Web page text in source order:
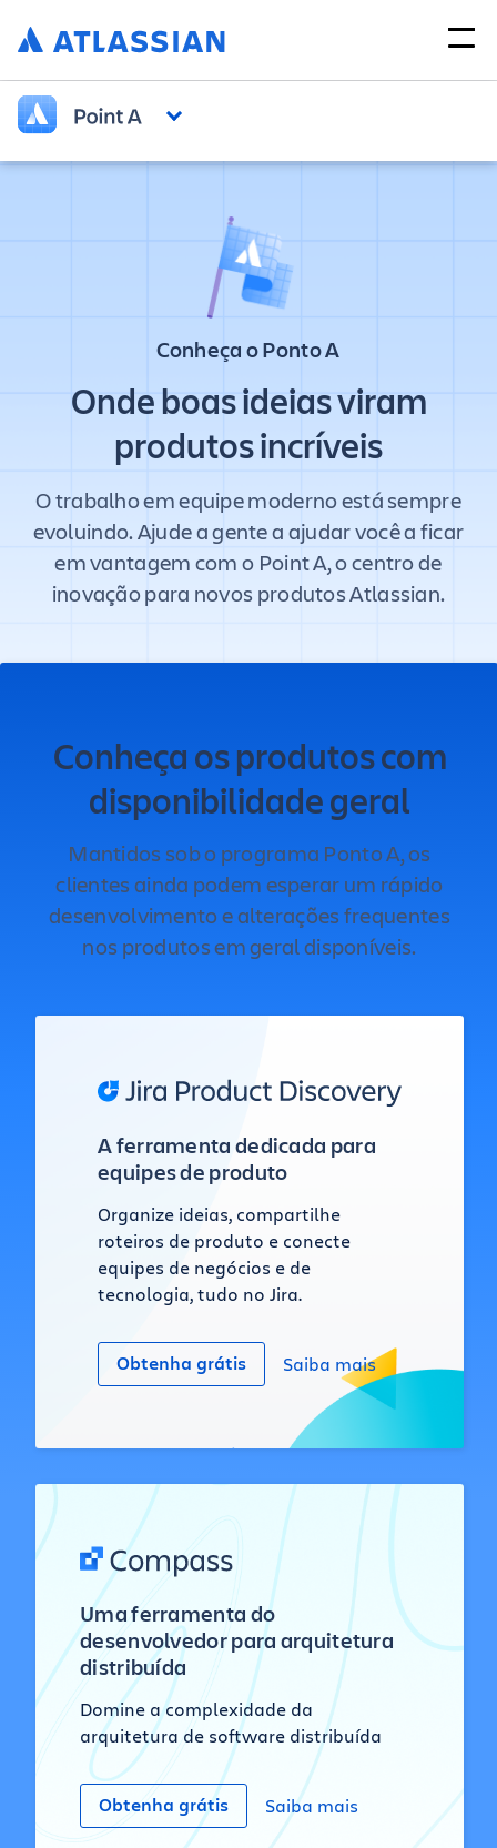
Conheça o Ponto A
Onde boas ideias viram
produtos incríveis
O trabalho em equipe moderno está sempre
evoluindo. Ajude a gente a ajudar você a ficar
em vantagem com o Point A, o centro de
inovação para novos produtos Atlassian.
Conheça os produtos com
disponibilidade geral
Mantidos sob o programa Ponto A, os
clientes ainda podem esperar um rápido
desenvolvimento e alterações frequentes
nos produtos em geral disponíveis.
A ferramenta dedicada para
equipes de produto
Organize ideias, compartilhe
roteiros de produto e conecte
equipes de negócios e de
tecnologia, tudo no Jira.
Obtenha grátis Saiba mais
Uma ferramenta do
desenvolvedor para arquitetura
distribuída
Domine a complexidade da
arquitetura de software distribuída
Obtenha grátis Saiba mais